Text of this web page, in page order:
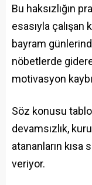
Bu haksızlığın
esasıyla çalışan
bayram
nöbetlerde
motivasyon
Söz konusu
devamsızlık,
atananların
veriyor.